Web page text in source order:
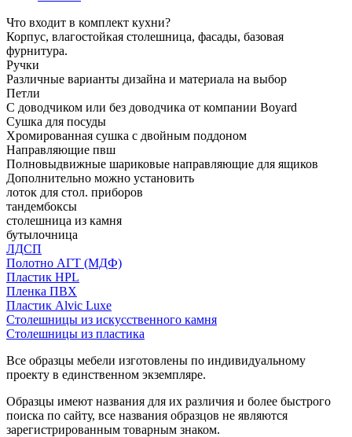
Что входит в комплект кухни?
Корпус, влагостойкая столешница, фасады, базовая
фурнитура.
Ручки
Различные варианты дизайна и материала на выбор
Петли
С доводчиком или без доводчика от компании Boyard
Сушка для посуды
Хромированная сушка с двойным поддоном
Направляющие пвш
Полновыдвижные шариковые направляющие для ящиков
Дополнительно можно установить
лоток для стол. приборов
тандембоксы
столешница из камня
бутылочница
ЛДСП
Полотно АГТ (МДФ)
Пластик HPL
Пленка ПВХ
Пластик Alvic Luxe
Столешницы из искусственного камня
Столешницы из пластика
Все образцы мебели изготовлены по индивидуальному
проекту в единственном экземпляре.
Образцы имеют названия для их различия и более быстрого
поиска по сайту, все названия образцов не являются
зарегистрированным товарным знаком.